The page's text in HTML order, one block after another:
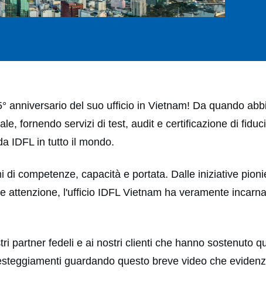
anniversario del suo ufficio in Vietnam! Da quando
fornendo servizi di test, audit e certificazione di
IDFL in tutto il mondo.
competenze, capacità e portata. Dalle iniziative
l'ufficio IDFL Vietnam ha veramente
partner fedeli e ai nostri clienti che hanno sostenuto
guardando questo breve video che